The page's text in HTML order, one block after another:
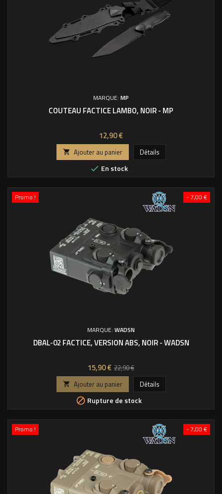
MARQUE: MP
COUTEAU FACTICE LAMBO, NOIR - MP
Prix
12,90 €
 Ajouter au panier
Détails
 En stock
- 7,00 €
Promo !
MARQUE: WADSN
DBAL-02 FACTICE, VERSION ABS, NOIR - WADSN
Prix
15,90 € Prix
de
base
22,90 €
 Ajouter au panier
Détails
 Rupture de stock
- 7,00 €
Promo !